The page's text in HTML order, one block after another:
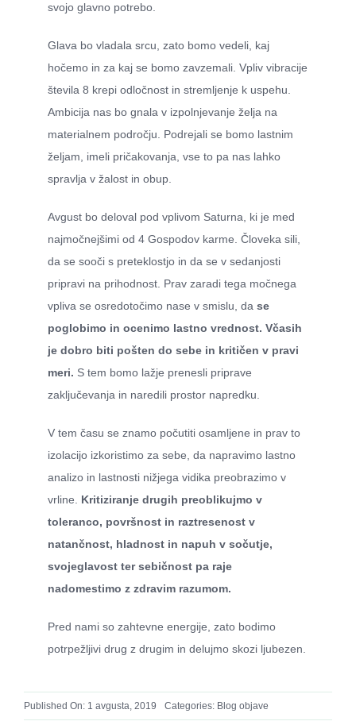
svojo glavno potrebo.
Glava bo vladala srcu, zato bomo vedeli, kaj
hočemo in za kaj se bomo zavzemali. Vpliv vibracije
števila 8 krepi odločnost in stremljenje k uspehu.
Ambicija nas bo gnala v izpolnjevanje želja na
materialnem področju. Podrejali se bomo lastnim
željam, imeli pričakovanja, vse to pa nas lahko
spravlja v žalost in obup.
Avgust bo deloval pod vplivom Saturna, ki je med
najmočnejšimi od 4 Gospodov karme. Človeka sili,
da se sooči s preteklostjo in da se v sedanjosti
pripravi na prihodnost. Prav zaradi tega močnega
vpliva se osredotočimo nase v smislu, da se
poglobimo in ocenimo lastno vrednost. Včasih
je dobro biti pošten do sebe in kritičen v pravi
meri. S tem bomo lažje prenesli priprave
zaključevanja in naredili prostor napredku.
V tem času se znamo počutiti osamljene in prav to
izolacijo izkoristimo za sebe, da napravimo lastno
analizo in lastnosti nižjega vidika preobrazimo v
vrline. Kritiziranje drugih preoblikujmo v
toleranco, površnost in raztresenost v
natančnost, hladnost in napuh v sočutje,
svojeglavost ter sebičnost pa raje
nadomestimo z zdravim razumom.
Pred nami so zahtevne energije, zato bodimo
potrpežljivi drug z drugim in delujmo skozi ljubezen.
Published On: 1 avgusta, 2019 Categories: Blog objave